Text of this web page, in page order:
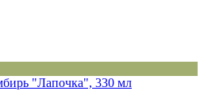
"Лапочка", 330 мл